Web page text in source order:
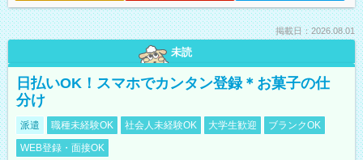
掲載日：2026.08.01
未読
日払いOK！スマホでカンタン登録＊お菓子の仕
分け
派遣 職種未経験OK 社会人未経験OK 大学生歓迎
ブランクOK
WEB登録・面接OK